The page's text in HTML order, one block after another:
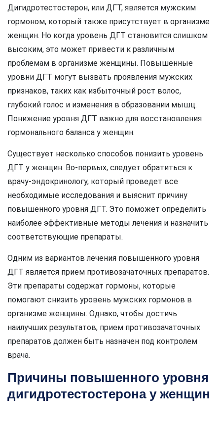
Дигидротестостерон, или ДГТ, является мужским
гормоном, который также присутствует в организме
женщин. Но когда уровень ДГТ становится слишком
высоким, это может привести к различным
проблемам в организме женщины. Повышенные
уровни ДГТ могут вызвать проявления мужских
признаков, таких как избыточный рост волос,
глубокий голос и изменения в образовании мышц.
Понижение уровня ДГТ важно для восстановления
гормонального баланса у женщин.
Существует несколько способов понизить уровень
ДГТ у женщин. Во-первых, следует обратиться к
врачу-эндокринологу, который проведет все
необходимые исследования и выяснит причину
повышенного уровня ДГТ. Это поможет определить
наиболее эффективные методы лечения и назначить
соответствующие препараты.
Одним из вариантов лечения повышенного уровня
ДГТ является прием противозачаточных препаратов.
Эти препараты содержат гормоны, которые
помогают снизить уровень мужских гормонов в
организме женщины. Однако, чтобы достичь
наилучших результатов, прием противозачаточных
препаратов должен быть назначен под контролем
врача.
Причины повышенного уровня
дигидротестостерона у женщин